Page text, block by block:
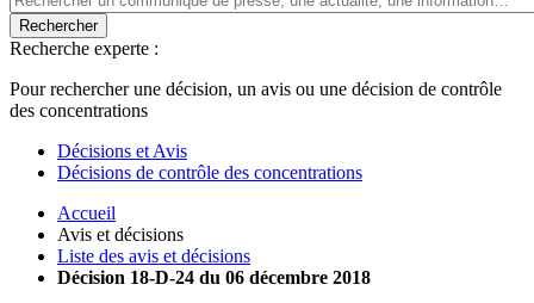
Rechercher
Recherche experte :
Pour rechercher une décision, un avis ou une décision de contrôle
des concentrations
Décisions et Avis
Décisions de contrôle des concentrations
Accueil
Avis et décisions
Liste des avis et décisions
Décision 18-D-24 du 06 décembre 2018